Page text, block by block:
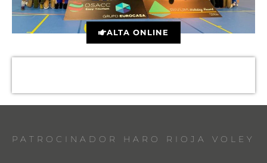
ALTA ONLINE
PATROCINADOR HARO RIOJA VOLEY